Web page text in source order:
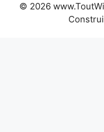
© 2026